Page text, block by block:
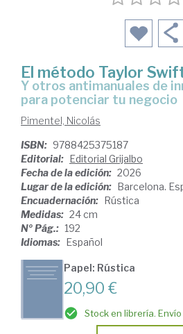
El método Taylor
Y otros antimanuales de innovación extrema
para potenciar tu negocio
Pimentel, Nicolás
ISBN: 9788425375187
Editorial: Editorial Grijalbo
Fecha de la edición: 2026
Lugar de la edición: Barcelona.
Encuadernación: Rústica
Medidas: 24 cm
Nº Pág.: 192
Idiomas: Español
Papel: Rústica
20,90 €
Stock en librería.